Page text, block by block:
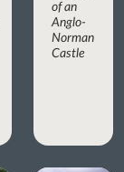
of an
Anglo-
Norman
Castle